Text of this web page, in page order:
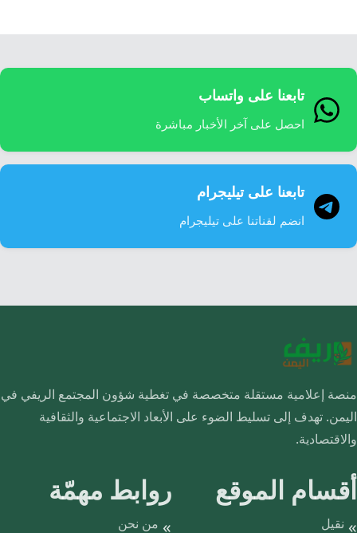
تابعنا على واتساب
احصل على آخر الأخبار مباشرة
تابعنا على تيليجرام
انضم لقناتنا على تيليجرام
منصة إعلامية مستقلة متخصصة في تغطية شؤون المجتمع الريفي في
اليمن. تهدف إلى تسليط الضوء على الأبعاد الاجتماعية والثقافية
والاقتصادية.
أقسام الموقع
نقيل
روابط مهمّة
من نحن